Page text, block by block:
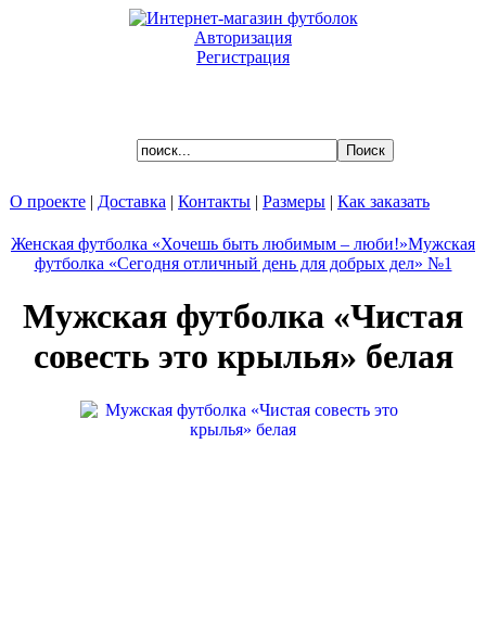
Авторизация
Регистрация
О проекте | Доставка | Контакты | Размеры | Как заказать
Женская футболка «Хочешь быть любимым – люби!»Мужская
футболка «Сегодня отличный день для добрых дел» №1
Мужская футболка «Чистая
совесть это крылья» белая